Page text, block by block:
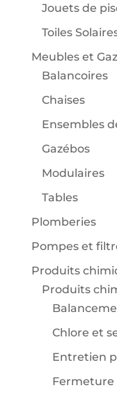
Jouets de
Toiles
Meubles et
Balancoires
Chaises
Ensembles
Gazébos
Modulaires
Tables
Plomberies
Pompes et
Produits
Produits
Chlore et
Entretien
Fermeture